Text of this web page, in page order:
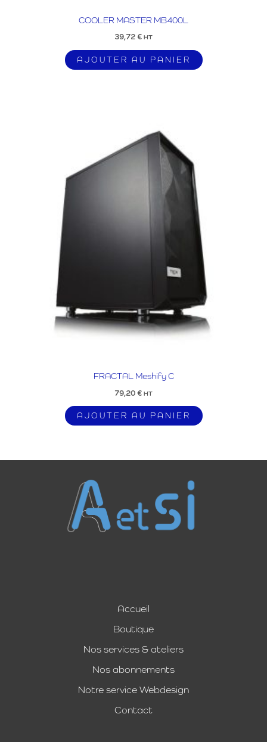
COOLER MASTER MB400L
39,72 € HT
AJOUTER AU PANIER
FRACTAL Meshify C
79,20 € HT
AJOUTER AU PANIER
Accueil
Boutique
Nos services & ateliers
Nos abonnements
Notre service Webdesign
Contact